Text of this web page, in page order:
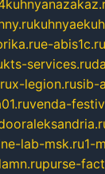
e-abis1c.ru
kts-services.ru
x-legion.rusib-
venda-
lab-msk.ru1-
purse-